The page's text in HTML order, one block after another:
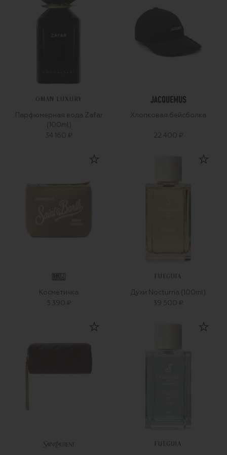
OMAN LUXURY
Парфюмерная вода Zafar
(100ml)
34 160 ₽
Хлопковая бейсболка
22 400 ₽
Косметичка
5 390 ₽
FUEGUIA
Духи Nocturna (100ml)
39 500 ₽
FUEGUIA